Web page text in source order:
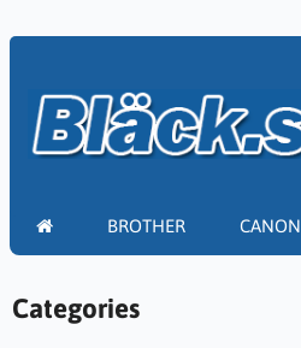
BROTHER CANON
Categories